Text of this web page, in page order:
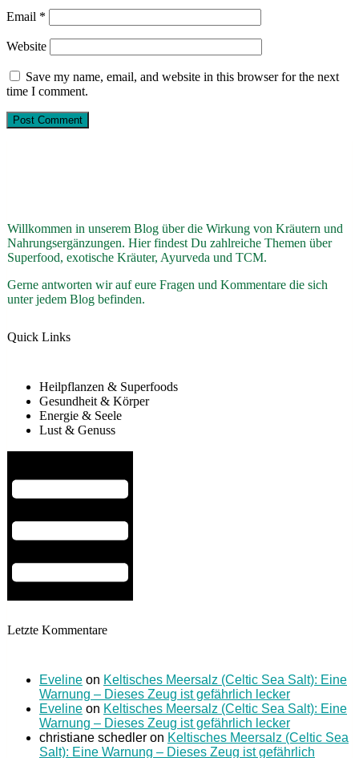
Email *
Website
Save my name, email, and website in this browser for the next
time I comment.
Willkommen in unserem Blog über die Wirkung von Kräutern und
Nahrungsergänzungen. Hier findest Du zahlreiche Themen über
Superfood, exotische Kräuter, Ayurveda und TCM.
Gerne antworten wir auf eure Fragen und Kommentare die sich
unter jedem Blog befinden.
Quick Links
Heilpflanzen & Superfoods
Gesundheit & Körper
Energie & Seele
Lust & Genuss
Letzte Kommentare
Eveline on Keltisches Meersalz (Celtic Sea Salt): Eine
Warnung – Dieses Zeug ist gefährlich lecker
Eveline on Keltisches Meersalz (Celtic Sea Salt): Eine
Warnung – Dieses Zeug ist gefährlich lecker
christiane schedler on Keltisches Meersalz (Celtic Sea
Salt): Eine Warnung – Dieses Zeug ist gefährlich